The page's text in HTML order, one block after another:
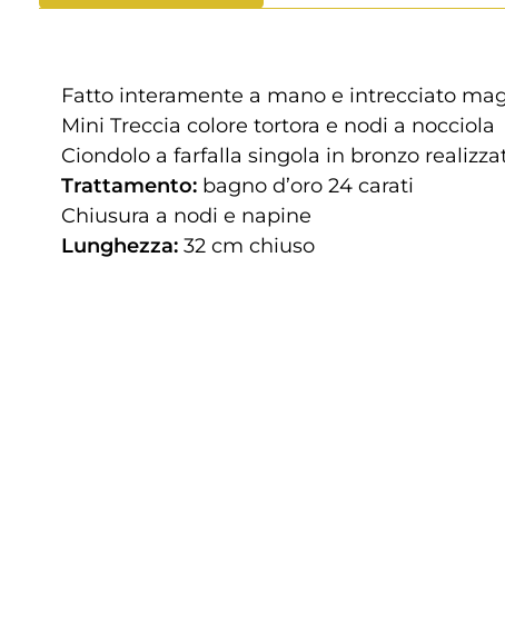
Fatto interamente a mano e intrecciato
Mini Treccia colore tortora e nodi a nocciola
Ciondolo a farfalla singola in bronzo
Trattamento: bagno d’oro 24 carati
Chiusura a nodi e napine
Lunghezza: 32 cm chiuso